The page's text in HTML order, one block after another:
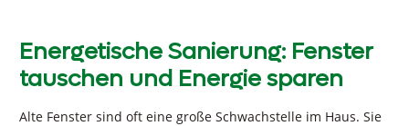
Energetische Sanierung: Fenster
tauschen und Energie sparen
Alte Fenster sind oft eine große Schwachstelle im Haus. Sie